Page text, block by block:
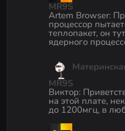
MR9S
Artem Browser:
процессор
теплопакет, он
ядерного
MR9S
Виктор:
на этой плате,
до 1200мгц, в